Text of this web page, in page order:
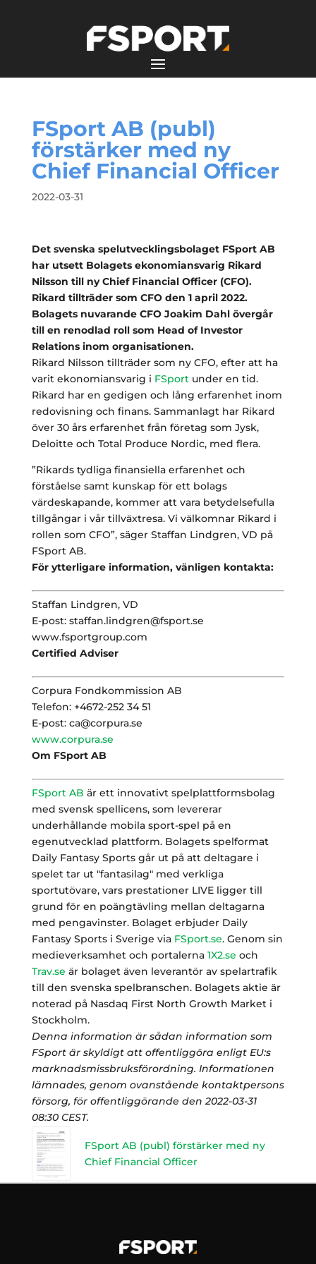
FSport AB (publ)
förstärker med ny
Chief Financial Officer
2022-03-31
Det svenska spelutvecklingsbolaget FSport AB
har utsett Bolagets ekonomiansvarig Rikard
Nilsson till ny Chief Financial Officer (CFO).
Rikard tillträder som CFO den 1 april 2022.
Bolagets nuvarande CFO Joakim Dahl övergår
till en renodlad roll som Head of Investor
Relations inom organisationen.
Rikard Nilsson tillträder som ny CFO, efter att ha
varit ekonomiansvarig i FSportunder en tid.
Rikard har en gedigen och lång erfarenhet inom
redovisning och finans. Sammanlagt har Rikard
över 30 års erfarenhet från företag som Jysk,
Deloitte och Total Produce Nordic, med flera.
”Rikards tydliga finansiella erfarenhet och
förståelse samt kunskap för ett bolags
värdeskapande, kommer att vara betydelsefulla
tillgångar i vår tillväxtresa. Vi välkomnar Rikard i
rollen som CFO”, säger Staffan Lindgren, VD på
FSport AB.
För ytterligare information, vänligen kontakta:
Staffan Lindgren, VD
E-post: staffan.lindgren@fsport.se
www.fsportgroup.com
Certified Adviser
Corpura Fondkommission AB
Telefon: +4672-252 34 51
E-post: ca@corpura.se
www.corpura.se
Om FSport AB
FSport AB är ett innovativt spelplattformsbolag
med svensk spellicens, som levererar
underhållande mobila sport-spel på en
egenutvecklad plattform. Bolagets spelformat
Daily Fantasy Sports går ut på att deltagare i
spelet tar ut "fantasilag" med verkliga
sportutövare, vars prestationer LIVE ligger till
grund för en poängtävling mellan deltagarna
med pengavinster. Bolaget erbjuder Daily
Fantasy Sports i Sverige via FSport.se. Genom sin
medieverksamhet och portalerna 1X2.se och
Trav.se är bolaget även leverantör av spelartrafik
till den svenska spelbranschen. Bolagets aktie är
noterad på Nasdaq First North Growth Market i
Stockholm.
Denna information är sådan information som
FSport är skyldigt att offentliggöra enligt EU:s
marknadsmissbruksförordning. Informationen
lämnades, genom ovanstående kontaktpersons
försorg, för offentliggörande den 2022-03-31
08:30 CEST.
FSport AB (publ) förstärker med ny
Chief Financial Officer